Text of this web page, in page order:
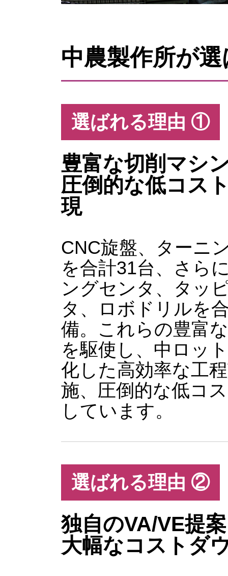
中農製作所が
選ばれる理由 ①
豊富な切削マシ
圧倒的な低コス
現
CNC旋盤、ターニ
を合計31台、さら
ングセンタ、タッ
タ、ロボドリルを
備。これらの豊富
を駆使し、中ロッ
化した高効率な工
施、圧倒的な低コ
しています。
選ばれる理由 ②
独自のVA/VE提
大幅なコストダ